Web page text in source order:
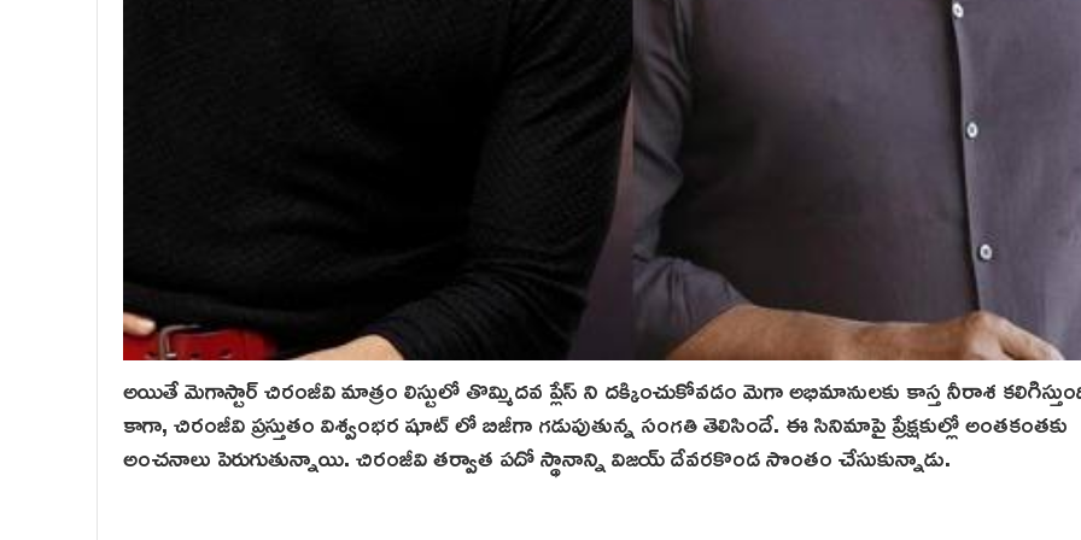
అయితే మెగాస్టార్ చిరంజీవి మాత్రం లిస్టులో తొమ్మిదవ ప్లేస్ ని దక్కించుకోవడం మెగా అభిమానులకు కాస్త నీరాశ‌
కాగా, చిరంజీవి ప్రస్తుతం విశ్వంభర షూట్ లో బిజీగా గడుపుతున్న సంగతి తెలిసిందే. ఈ సినిమాపై ప్రేక్షకుల్లో అంతకంతకు
అంచనాలు పెరుగుతున్నాయి. చిరంజీవి తర్వాత పదో స్థానాన్ని విజయ్ దేవరకొండ సొంతం చేసుకున్నాడు.